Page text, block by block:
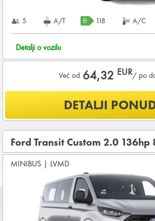
5 A/T 118 A/C
Detalji o vozilu
Već od 64,32 EUR/ po
Šta je uključeno u ponudu?
OSNOVNI PAKET OSIGURANJA od
(THW)
Koji su osnovni uslovi za najam vozila?
Starost vozača između28 - 80godina
DEPOZIT NA KREDITNOJ KARTICI u
2.400,00 EUR+ iznosa najma
DETALJI
Ford Transit Custom 2.0 136hp
MINIBUS | LVMD